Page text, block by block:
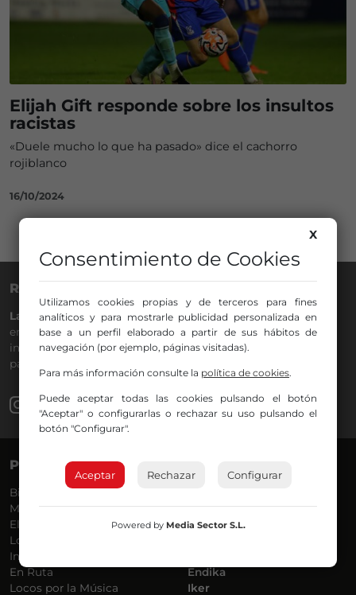
Elijah Gift responde sobre los insultos
racistas
«Duele mucho lo que ha pasado» dice el cachorro
rojiblanco
16/10/2024
RADIO NERVIÓN
La Gran Familia desde hace40 añosen la88.0de tu dial. La
emisora de Bilbao para todos los públicos, con Más Música,
información a menos cinco, deportes, tráfico y la
participación de los oyentes.
PROGRAMAS
Bilbosport
Más Música
El Madrugador
Lo Más Nuevo
Informativos
En Ruta
Locos por la Música
Belén Ollero
Dani
Endika
Iker
X
Consentimiento de Cookies
Utilizamos cookies propias y de terceros para fines
analíticos y para mostrarle publicidad personalizada en
base a un perfil elaborado a partir de sus hábitos de
navegación (por ejemplo, páginas visitadas).
Para más información consulte la política de cookies.
Puede aceptar todas las cookies pulsando el botón
"Aceptar" o configurarlas o rechazar su uso pulsando el
botón "Configurar".
Aceptar Rechazar Configurar
Powered by Media Sector S.L.